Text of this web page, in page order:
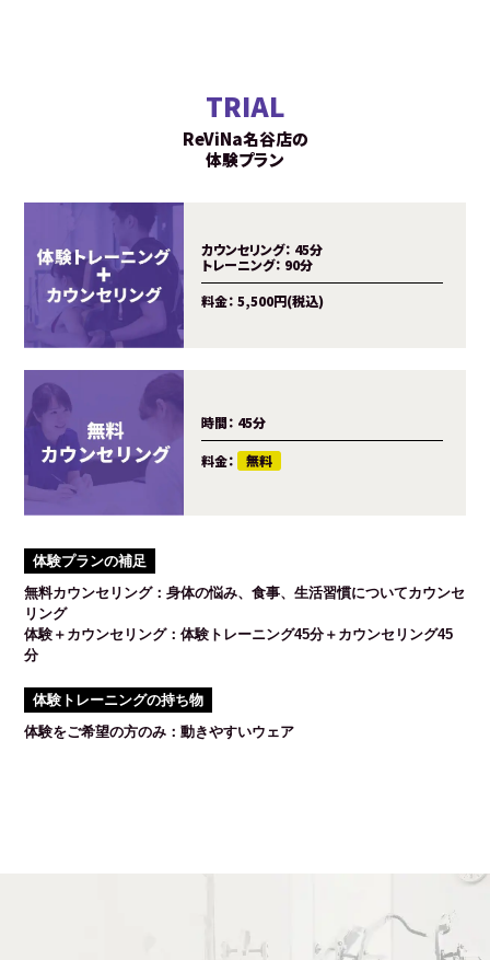
TRIAL
ReViNa名谷店の
体験プラン
カウンセリング： 45分
トレーニング： 90分
料金： 5,500円(税込)
時間： 45分
料金： 無料
体験プランの補足
無料カウンセリング：身体の悩み、食事、生活習慣についてカウンセ
リング
体験＋カウンセリング：体験トレーニング45分＋カウンセリング45
分
体験トレーニングの持ち物
体験をご希望の方のみ：動きやすいウェア